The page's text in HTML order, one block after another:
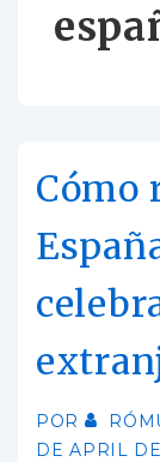
Cómo
POR
DE APRIL